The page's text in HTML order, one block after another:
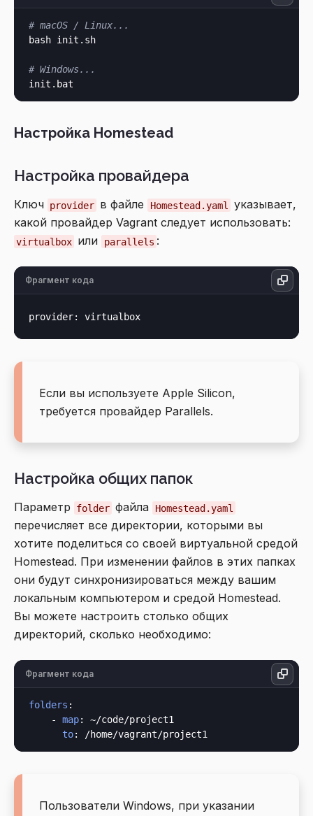
# macOS / Linux...
bash init.sh
# Windows...
Настройка Homestead
Настройка провайдера
Ключ provider в файле Homestead.yaml
указывает,
какой провайдер Vagrant следует использовать:
virtualbox или parallels :
Фрагмент кода
Если вы используете Apple Silicon,
требуется провайдер Parallels.
Настройка общих папок
Параметр folder файла Homestead.yaml
перечисляет все директории, которыми вы
хотите поделиться со своей виртуальной средой
Homestead. При изменении файлов в этих папках
они будут синхронизироваться между вашим
локальным компьютером и средой Homestead.
Вы можете настроить столько общих
директорий, сколько необходимо:
Фрагмент кода
folders :
    -
map: ~/code/project1
to
Пользователи Windows, при указании